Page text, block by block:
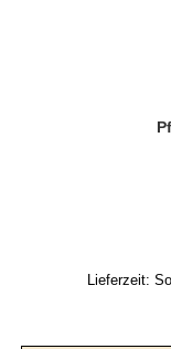
Lieferzeit: